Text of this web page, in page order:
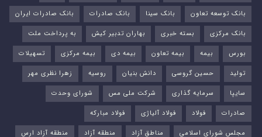
بانک توسعه تعاون
بانک سینا بانک صادرات
بانک صادرات ایران
بانک مرکزی
بسته خبری بهاران تدبیر کیش
به پرداخت ملت
بورس‌
بیمه بیمه تعاون بیمه دی بیمه مرکزی
تسهیلات
تولید
حسین گروسی دانش بنیان روسیه
زهرا نظری مهر
سایپا
سرمایه گذاری شرکت ملی مس
شورای وحدت
صادرات
فولاد فولاد آلیاژی
فولاد مبارکه
مجلس شورای اسلامی
مناطق آزاد منطقه آزاد منطقه آزاد ارس